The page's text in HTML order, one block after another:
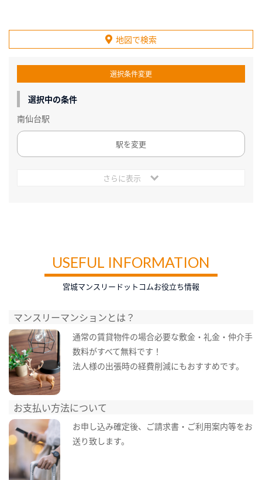
地図で検索
選択条件変更
選択中の条件
南仙台駅
駅を変更
さらに表示
USEFUL INFORMATION
宮城マンスリードットコムお役立ち情報
マンスリーマンションとは？
通常の賃貸物件の場合必要な敷金・礼金・仲介手
数料がすべて無料です！
法人様の出張時の経費削減にもおすすめです。
お支払い方法について
お申し込み確定後、ご請求書・ご利用案内等をお
送り致します。